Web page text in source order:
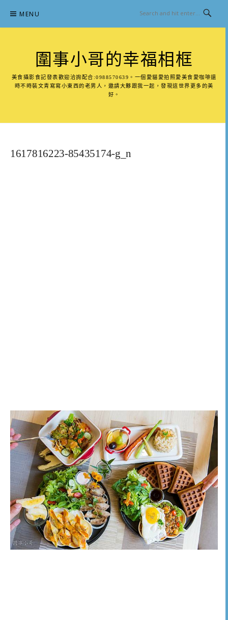
content
MENU
圍事小哥的幸福相框
美食攝影食記發表歡迎洽詢配合:0988570639。一個愛貓愛拍照愛美食愛咖啡還
時不時裝文青寫寫小東西的老男人，邀請大夥跟我一起，發現這世界更多的美
好。
1617816223-85435174-g_n